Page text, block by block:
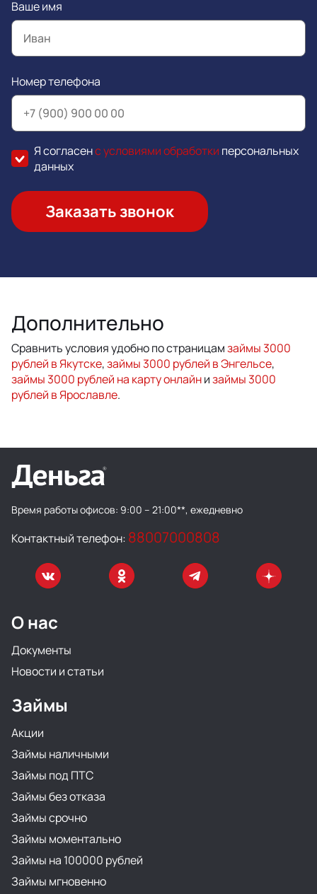
Ваше имя
Номер телефона
Я согласенс условиями обработки персональных
данных
Заказать звонок
Дополнительно
Сравнить условия удобно по страницамзаймы 3000
рублей в Якутске,займы 3000 рублей в Энгельсе,
займы 3000 рублей на карту онлайнизаймы 3000
рублей в Ярославле.
Время работы офисов: 9:00 – 21:00**, ежедневно
Контактный телефон: 88007000808
О нас
Документы
Новости и статьи
Займы
Акции
Займы наличными
Займы под ПТС
Займы без отказа
Займы срочно
Займы моментально
Займы на 100000 рублей
Займы мгновенно